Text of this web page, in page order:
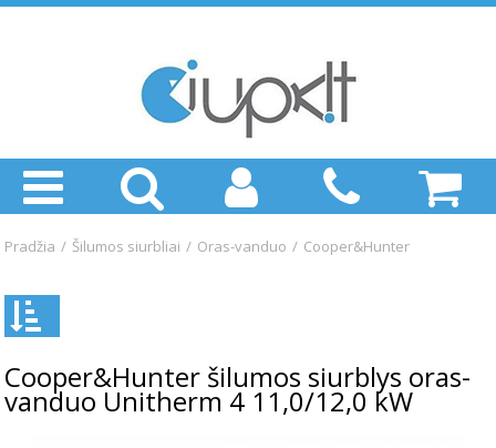
Pradžia / Šilumos siurbliai / Oras-vanduo / Cooper&Hunter
Cooper&Hunter šilumos siurblys oras-
vanduo Unitherm 4 11,0/12,0 kW